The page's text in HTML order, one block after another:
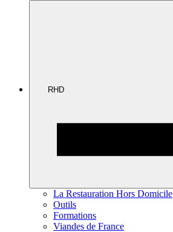
RHD
La Restauration Hors Domicile
Outils
Formations
Viandes de France